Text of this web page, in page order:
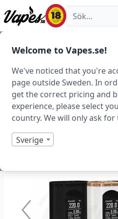
Welcome to Vapes.se!
We've noticed that you're
page outside Sweden. In
get the correct pricing and
experience, please select
country. We will only ask for
Sverige
Vapes.se
Tillverkare Eleaf
Eleaf Invoke
Art.nr: 37657
Slut i lager